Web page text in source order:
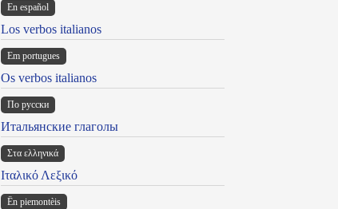
En español
Los verbos italianos
Em portugues
Os verbos italianos
По русски
Итальянские глаголы
Στα ελληνικά
Ιταλικό Λεξικό
Ën piemontèis